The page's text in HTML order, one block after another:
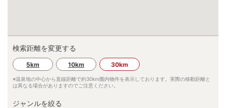
検索距離を変更する
5km 10km 30km
※温泉地の中心から直線距離で約30km圏内物件を表示しております。実際の移動距離と
は異なる場合がありますのでご注意ください。
ジャンルを絞る